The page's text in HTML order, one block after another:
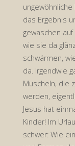
das Ergebnis
gewaschen
wie sie da
schwärmen,
da. Irgendwie
Muscheln, die
werden,
Jesus hat
Kinder! Im
schwer: Wie